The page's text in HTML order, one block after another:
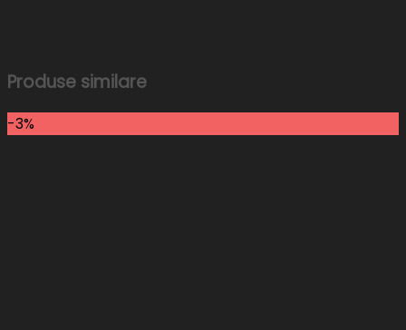
Produse similare
-3%